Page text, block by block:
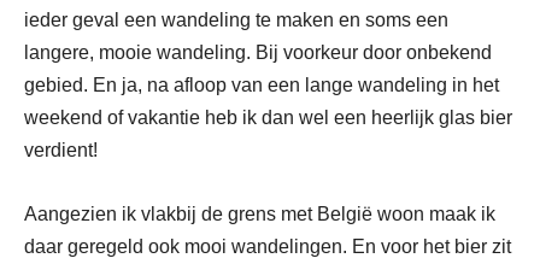
ieder geval een wandeling te maken en soms een
langere, mooie wandeling. Bij voorkeur door onbekend
gebied. En ja, na afloop van een lange wandeling in het
weekend of vakantie heb ik dan wel een heerlijk glas bier
verdient!
Aangezien ik vlakbij de grens met België woon maak ik
daar geregeld ook mooi wandelingen. En voor het bier zit